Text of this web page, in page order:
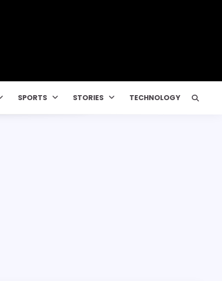
SPORTS STORIES TECHNOLOGY